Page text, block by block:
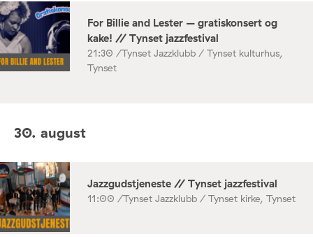
For Billie and Lester – gratiskonsert og
kake! // Tynset jazzfestival
21:30 /Tynset Jazzklubb / Tynset kulturhus,
Tynset
30. august
Jazzgudstjeneste // Tynset jazzfestival
11:00 /Tynset Jazzklubb / Tynset kirke, Tynset